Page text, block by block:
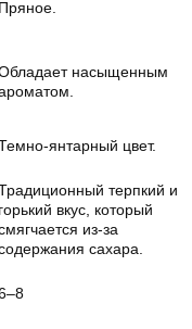
Пряное.
насыщенным
янтарный цвет.
терпкий и
горький вкус, который
из-за
сахара.